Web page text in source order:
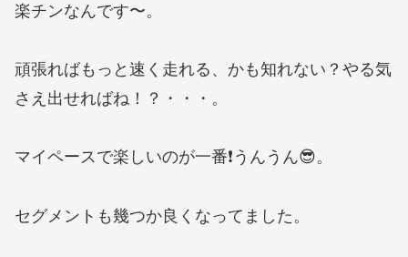
楽チンなんです〜。
頑張ればもっと速く走れる、かも知れない？やる気
さえ出せればね！？・・・。
マイペースで楽しいのが一番❗️うんうん😎。
セグメントも幾つか良くなってました。